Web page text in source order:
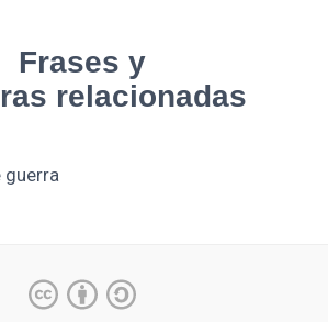
Frases y
relacionadas
guerra